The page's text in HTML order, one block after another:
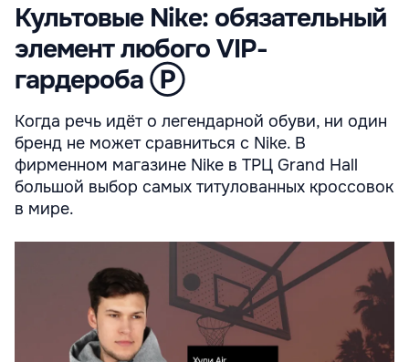
Культовые Nike: обязательный
элемент любого VIP-
гардероба Ⓟ
Когда речь идёт о легендарной обуви, ни один
бренд не может сравниться с Nike. В
фирменном магазине Nike в ТРЦ Grand Hall
большой выбор самых титулованных кроссовок
в мире.